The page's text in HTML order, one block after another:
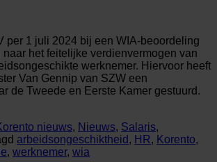
per 1 juli 2024 bij een WIA-beoordeling
het feitelijke verdienvermogen van
werknemer. Hiervoor heeft
Van Gennip van SZW een
de Tweede en Eerste Kamer gestuurd.
nieuws, Nieuws, Salaris,
arbeidsongeschiktheid , HR, Korento,
, werknemer, wia